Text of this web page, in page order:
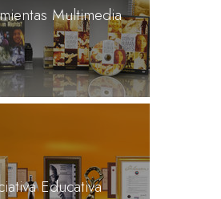
Multimedia
Educativa